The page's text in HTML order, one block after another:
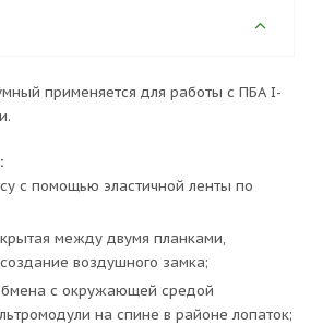
применяется для работы с ПБА I-
с помощью эластичной ленты по
между двумя планками,
воздушного замка;
с окружающей средой
на спине в районе лопаток;